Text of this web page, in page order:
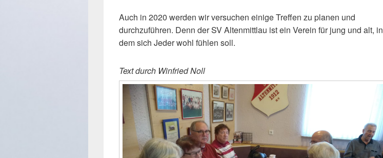
Auch in 2020 werden wir versuchen einige Treffen zu planen und
durchzuführen. Denn der SV Altenmittlau ist ein Verein für jung und alt, in
dem sich Jeder wohl fühlen soll.
Text durch Winfried Noll